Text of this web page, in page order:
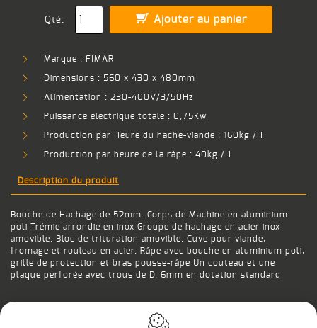
Qté: Ajouter au panier
Marque : FIMAR
Dimensions : 560 x 430 x 480mm
Alimentation : 230-400V/3/50Hz
Puissance électrique totale : 0,75Kw
Production par Heure du hache-viande : 160kg /H
Production par heure de la râpe : 40kg /H
Description du produit
Bouche de Hachage de 52mm. Corps de Machine en aluminium
poli Trémie arrondie en inox Groupe de hachage en acier inox
amovible. Bloc de trituration amovible. Cuve pour viande,
fromage et rouleau en acier. Râpe avec bouche en aluminium poli,
grille de protection et bras pousse-râpe Un couteau et une
plaque perforée avec trous de D. 6mm en dotation standard